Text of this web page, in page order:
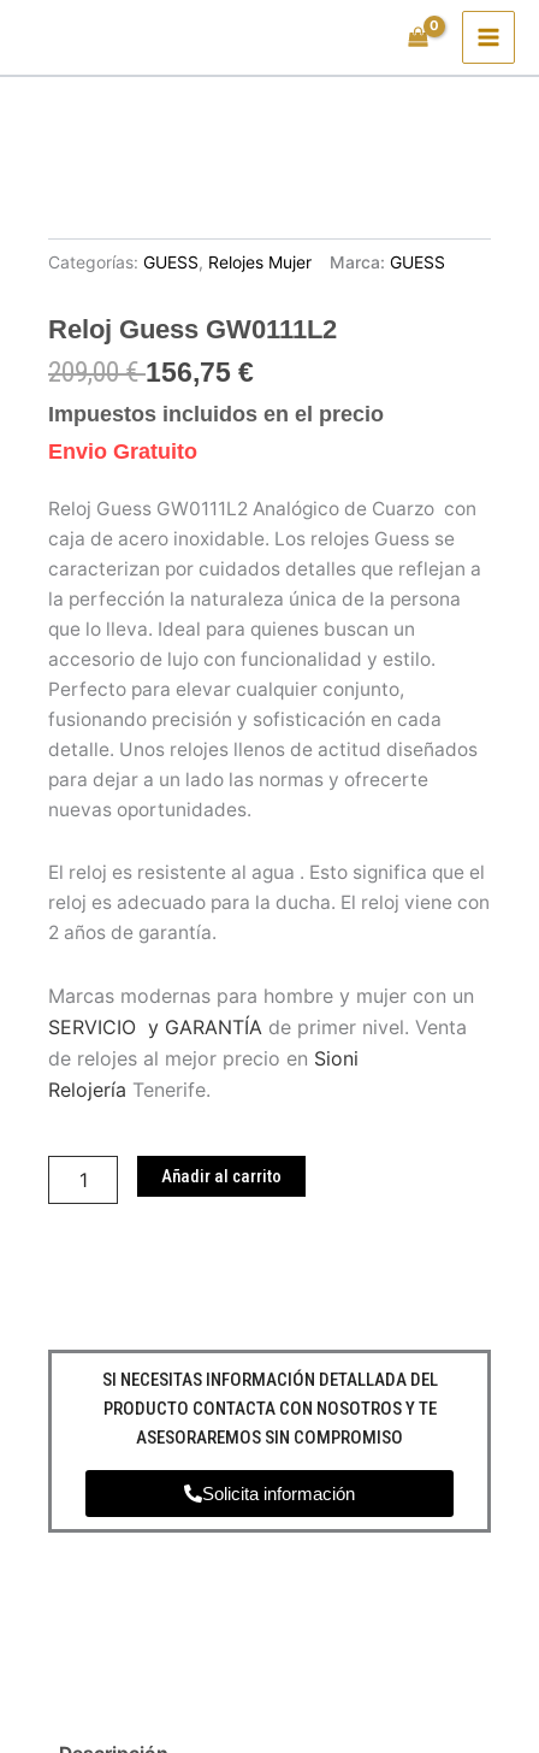
contenido
Categorías: GUESS, Relojes Mujer Marca: GUESS
Reloj Guess GW0111L2
209,00€ 156,75 €
Impuestos incluidos en el precio
Envio Gratuito
Reloj Guess GW0111L2 Analógico de Cuarzo con
caja de acero inoxidable. Los relojes Guess se
caracterizan por cuidados detalles que reflejan a
la perfección la naturaleza única de la persona
que lo lleva. Ideal para quienes buscan un
accesorio de lujo con funcionalidad y estilo.
Perfecto para elevar cualquier conjunto,
fusionando precisión y sofisticación en cada
detalle. Unos relojes llenos de actitud diseñados
para dejar a un lado las normas y ofrecerte
nuevas oportunidades.
El reloj es resistente al agua . Esto significa que el
reloj es adecuado para la ducha. El reloj viene con
2 años de garantía.
Marcas modernas para hombre y mujer con un
SERVICIO y GARANTÍA de primer nivel. Venta
de relojes al mejor precio en Sioni
Relojería Tenerife.
Guess
Añadir al carrito
SI NECESITAS INFORMACIÓN DETALLADA DEL
PRODUCTO CONTACTA CON NOSOTROS Y TE
ASESORAREMOS SIN COMPROMISO
Solicita información